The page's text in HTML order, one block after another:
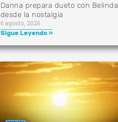
Danna prepara dueto con Belinda
desde la nostalgia
6 agosto, 2026
Sigue Leyendo »